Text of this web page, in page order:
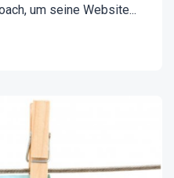
um seine Website...